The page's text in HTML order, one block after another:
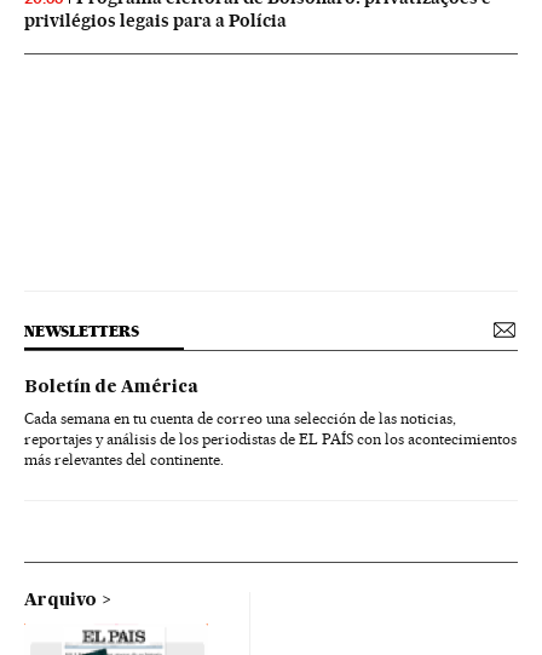
privilégios legais para a Polícia
NEWSLETTERS
Boletín de América
Cada semana en tu cuenta de correo una selección de las noticias,
reportajes y análisis de los periodistas de EL PAÍS con los acontecimientos
más relevantes del continente.
Arquivo